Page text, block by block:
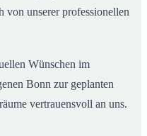
von unserer professionellen
Wünschen im
Bonn zur geplanten
vertrauensvoll an uns.